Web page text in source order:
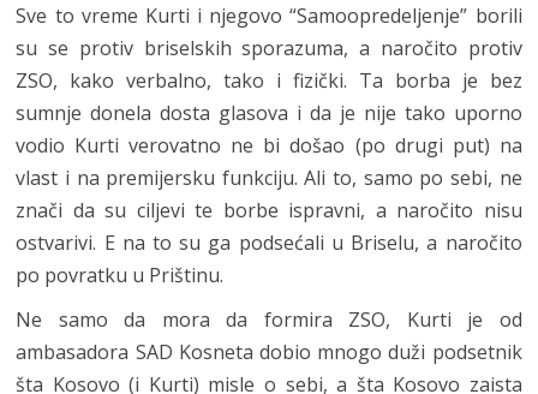
Sve to vreme Kurti i njegovo “Samoopredeljenje” borili
su se protiv briselskih sporazuma, a naročito protiv
ZSO, kako verbalno, tako i fizički. Ta borba je bez
sumnje donela dosta glasova i da je nije tako uporno
vodio Kurti verovatno ne bi došao (po drugi put) na
vlast i na premijersku funkciju. Ali to, samo po sebi, ne
znači da su ciljevi te borbe ispravni, a naročito nisu
ostvarivi. E na to su ga podsećali u Briselu, a naročito
po povratku u Prištinu.
Ne samo da mora da formira ZSO, Kurti je od
ambasadora SAD Kosneta dobio mnogo duži podsetnik
šta Kosovo (i Kurti) misle o sebi, a šta Kosovo zaista